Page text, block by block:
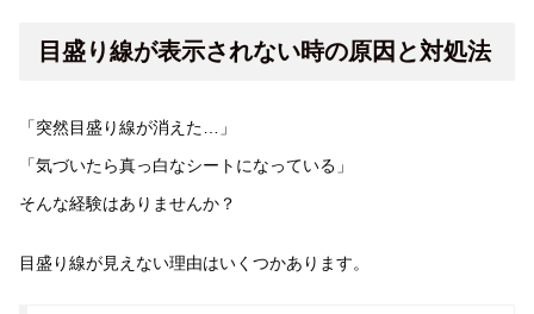
目盛り線が表示されない時の原因と対処法
「突然目盛り線が消えた…」
「気づいたら真っ白なシートになっている」
そんな経験はありませんか？
目盛り線が見えない理由はいくつかあります。